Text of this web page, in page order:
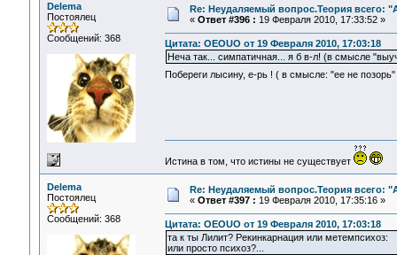
Delema
Постоялец
Сообщений: 368
Re: Неудаляемый вопрос.Теория всего:
« Ответ #396 : 19 Февраля 2010, 17:33:52 »
Цитата: OEOUO от 19 Февраля 2010, 17:03:18
Неча так... симпатичная... я б в-л! (в смысле
Побереги лысину, е-рь ! ( в смысле: "ее не
Истина в том, что истины не существует
Delema
Постоялец
Сообщений: 368
Re: Неудаляемый вопрос.Теория всего:
« Ответ #397 : 19 Февраля 2010, 17:35:16 »
Цитата: OEOUO от 19 Февраля 2010, 17:03:18
та к ты Лилит? Рекинкарнация или метемпсихоз:
или просто психоз?...